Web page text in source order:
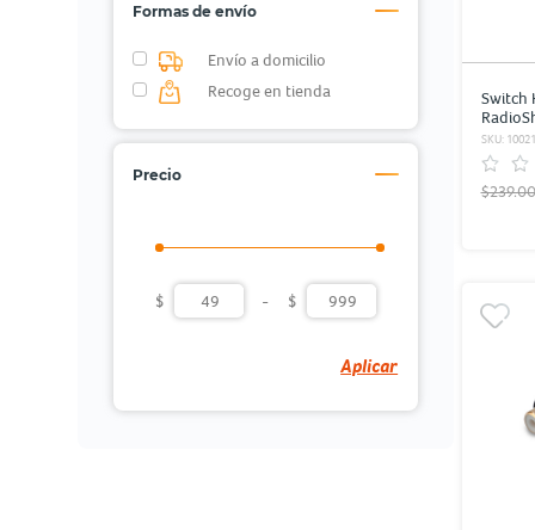
Formas de envío
Envío a domicilio
Recoge en tienda
Precio
$ - $
Aplicar
Switch
SKU:
$239.00